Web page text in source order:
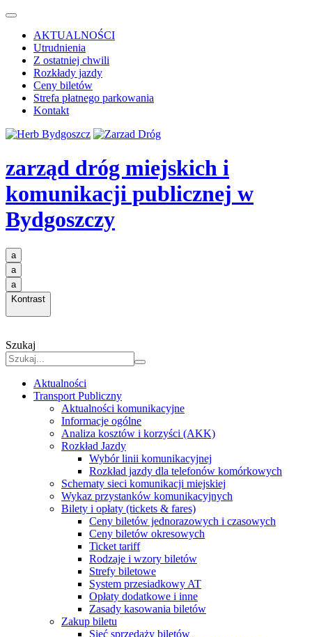
AKTUALNOŚCI
Utrudnienia
Z ostatniej chwili
Rozkłady jazdy
Ceny biletów
Strefa płatnego parkowania
Kontakt
zarząd dróg miejskich i
komunikacji publicznej w
Bydgoszczy
a
a
a
Kontrast
Szukaj
Aktualności
Transport Publiczny
Aktualności komunikacyjne
Informacje ogólne
Analiza kosztów i korzyści (AKK)
Rozkład Jazdy
Wybór linii komunikacyjnej
Rozkład jazdy dla telefonów komórkowych
Schematy sieci komunikacji miejskiej
Wykaz przystanków komunikacyjnych
Bilety i opłaty (tickets & fares)
Ceny biletów jednorazowych i czasowych
Ceny biletów okresowych
Ticket tariff
Rodzaje i wzory biletów
Strefy biletowe
System przesiadkowy AT
Opłaty dodatkowe i inne
Zasady kasowania biletów
Zakup biletu
Sieć sprzedaży biletów